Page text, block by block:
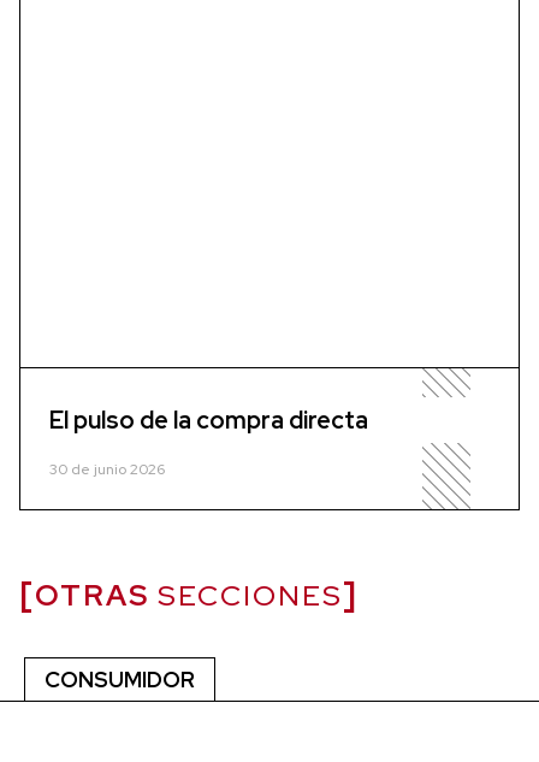
El pulso de la compra directa
30 de junio 2026
OTRAS SECCIONES
CONSUMIDOR